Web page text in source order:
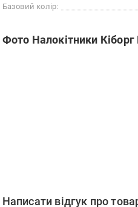
Базовий колір:
Фото Налокітники Кіборг
Написати відгук про